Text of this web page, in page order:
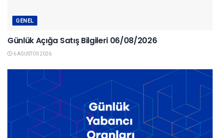
GENEL
Günlük Açığa Satış Bilgileri 06/08/2026
6 AĞUSTOS 2026